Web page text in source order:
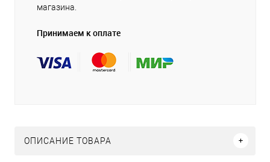
магазина.
Принимаем к оплате
ОПИСАНИЕ ТОВАРА